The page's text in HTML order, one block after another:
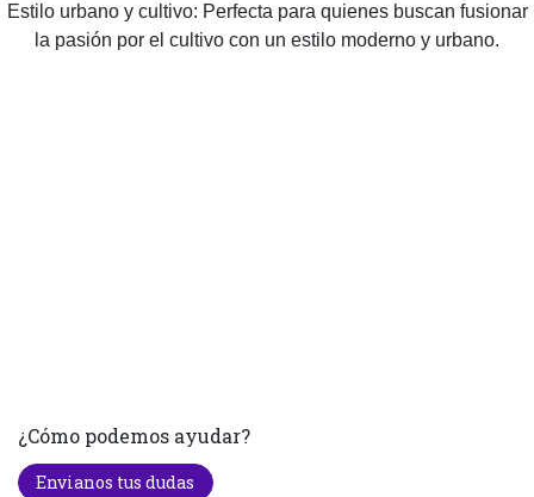
Estilo urbano y cultivo: Perfecta para quienes buscan fusionar
la pasión por el cultivo con un estilo moderno y urbano.
¿Cómo podemos ayudar?
Envianos tus dudas